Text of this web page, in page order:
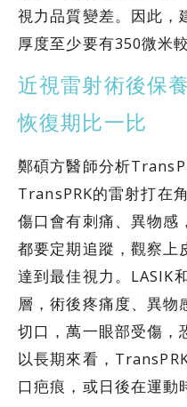
視力品質變差。因此，
厚度至少要有350微米較
近視雷射術後保
恢復期比一比
鄭碩方醫師分析
TransPRK的雷射打在
傷口會有刺痛、異物感
都要定期追蹤，觀察上
達到最佳視力。LASIK
層，術後疼痛度、異物
切口，萬一眼部受傷，
以長期來看，
口疤痕，或日後在運動